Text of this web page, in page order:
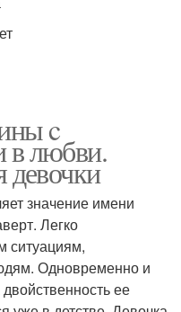
c
в любви.
девочки
значение имени
Легко
ситуациям,
Одновременно и
ее